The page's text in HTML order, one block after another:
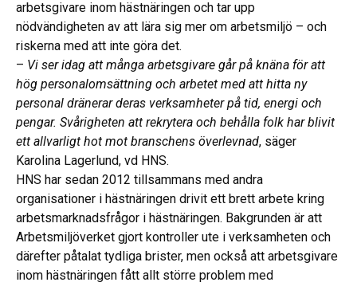
arbetsgivare inom hästnäringen och tar upp
nödvändigheten av att lära sig mer om arbetsmiljö – och
riskerna med att inte göra det.
– Vi ser idag att många arbetsgivare går på knäna för att
hög personalomsättning och arbetet med att hitta ny
personal dränerar deras verksamheter på tid, energi och
pengar. Svårigheten att rekrytera och behålla folk har blivit
ett allvarligt hot mot branschens överlevnad, säger
Karolina Lagerlund, vd HNS.
HNS har sedan 2012 tillsammans med andra
organisationer i hästnäringen drivit ett brett arbete kring
arbetsmarknadsfrågor i hästnäringen. Bakgrunden är att
Arbetsmiljöverket gjort kontroller ute i verksamheten och
därefter påtalat tydliga brister, men också att arbetsgivare
inom hästnäringen fått allt större problem med